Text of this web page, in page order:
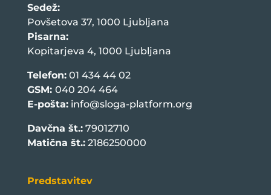
Sedež:
Povšetova 37, 1000 Ljubljana
Pisarna:
Kopitarjeva 4, 1000 Ljubljana
Telefon:01 434 44 02
GSM: 040 204 464
E-pošta: info@sloga-platform.org
Davčna št.:79012710
Matična št.:2186250000
Predstavitev